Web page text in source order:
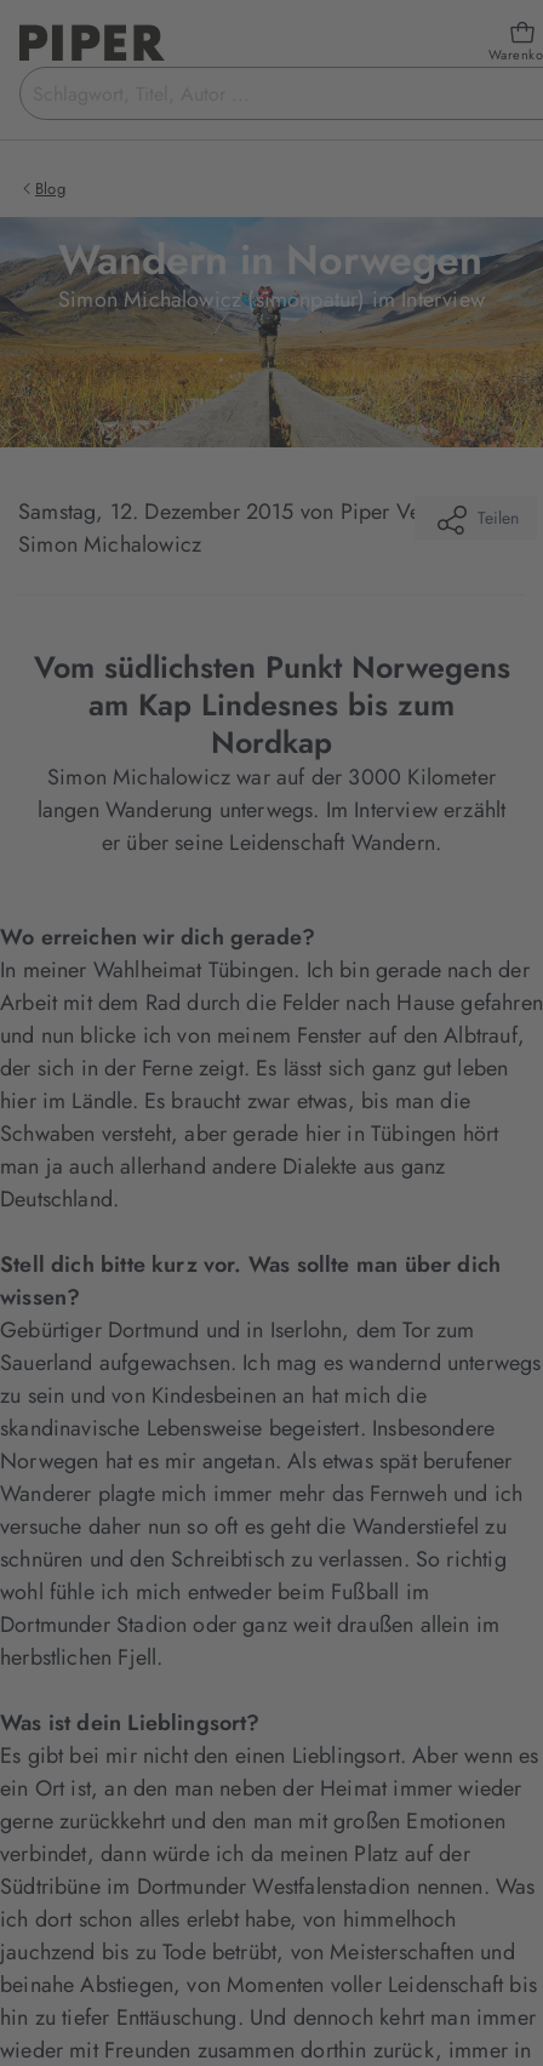
Suchbegriff
eingeben
Blog
Wandern in Norwegen
Simon Michalowicz (simonpatur) im Interview
Samstag, 12. Dezember 2015 von Piper Verlag /
Simon Michalowicz
Teilen
Vom südlichsten Punkt Norwegens
am Kap Lindesnes bis zum
Nordkap
Simon Michalowicz war auf der 3000 Kilometer
langen Wanderung unterwegs. Im Interview erzählt
er über seine Leidenschaft Wandern.
Wo erreichen wir dich gerade?
In meiner Wahlheimat Tübingen. Ich bin gerade nach der
Arbeit mit dem Rad durch die Felder nach Hause gefahren
und nun blicke ich von meinem Fenster auf den Albtrauf,
der sich in der Ferne zeigt. Es lässt sich ganz gut leben
hier im Ländle. Es braucht zwar etwas, bis man die
Schwaben versteht, aber gerade hier in Tübingen hört
man ja auch allerhand andere Dialekte aus ganz
Deutschland.
Stell dich bitte kurz vor. Was sollte man über dich
wissen?
Gebürtiger Dortmund und in Iserlohn, dem Tor zum
Sauerland aufgewachsen. Ich mag es wandernd unterwegs
zu sein und von Kindesbeinen an hat mich die
skandinavische Lebensweise begeistert. Insbesondere
Norwegen hat es mir angetan. Als etwas spät berufener
Wanderer plagte mich immer mehr das Fernweh und ich
versuche daher nun so oft es geht die Wanderstiefel zu
schnüren und den Schreibtisch zu verlassen. So richtig
wohl fühle ich mich entweder beim Fußball im
Dortmunder Stadion oder ganz weit draußen allein im
herbstlichen Fjell.
Was ist dein Lieblingsort?
Es gibt bei mir nicht den einen Lieblingsort. Aber wenn es
ein Ort ist, an den man neben der Heimat immer wieder
gerne zurückkehrt und den man mit großen Emotionen
verbindet, dann würde ich da meinen Platz auf der
Südtribüne im Dortmunder Westfalenstadion nennen. Was
ich dort schon alles erlebt habe, von himmelhoch
jauchzend bis zu Tode betrübt, von Meisterschaften und
beinahe Abstiegen, von Momenten voller Leidenschaft bis
hin zu tiefer Enttäuschung. Und dennoch kehrt man immer
wieder mit Freunden zusammen dorthin zurück, immer in